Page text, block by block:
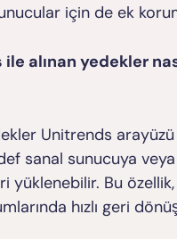
için de ek
alınan yedekler
Unitrends
sanal sunucuya
yüklenebilir. Bu özellik,
hızlı geri